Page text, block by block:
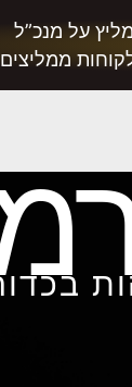
על מנכ”ל
ממליצים